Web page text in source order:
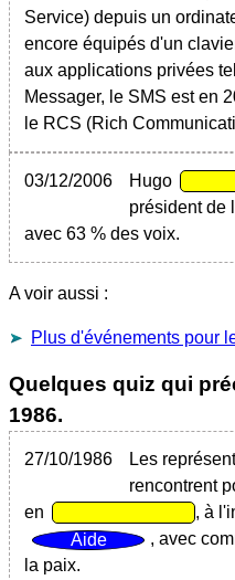
Service) depuis un
encore équipés d'un
aux applications privées
Messager, le SMS est en
le RCS (Rich
03/12/2006 Hugo
président de
avec 63 % des voix.
A voir aussi :
Plus d'événements pour
Quelques quiz qui
1986.
27/10/1986
Les
rencontrent
en
, à
, avec
la paix.